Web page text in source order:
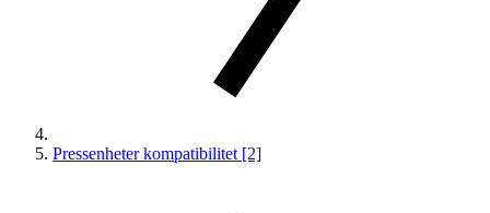
Pressenheter kompatibilitet [2]